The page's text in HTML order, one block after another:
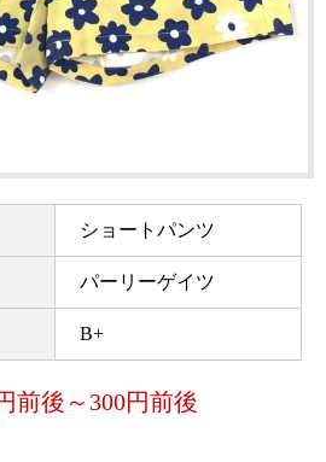
ショートパンツ
パーリーゲイツ
B+
前後～300円前後